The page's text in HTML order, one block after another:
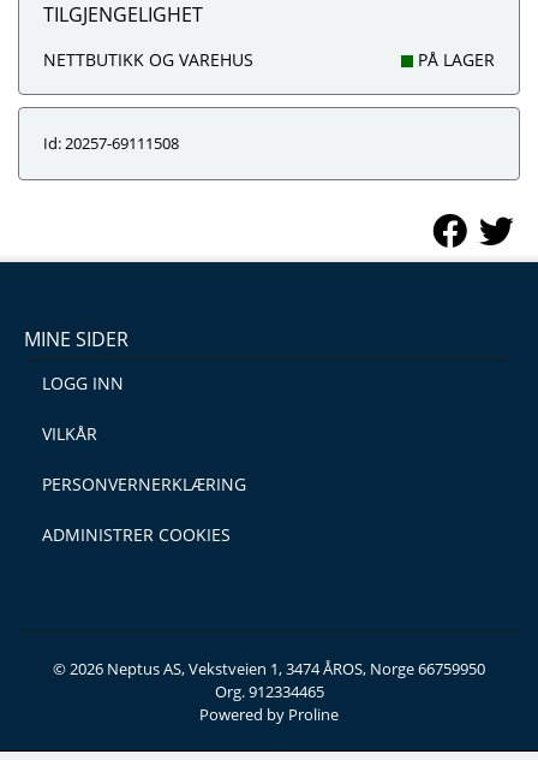
TILGJENGELIGHET
NETTBUTIKK OG VAREHUS PÅ LAGER
Id: 20257-69111508
MINE SIDER
LOGG INN
VILKÅR
PERSONVERNERKLÆRING
ADMINISTRER COOKIES
© 2026 Neptus AS, Vekstveien 1, 3474 ÅROS, Norge 66759950
Org. 912334465
Powered by Proline